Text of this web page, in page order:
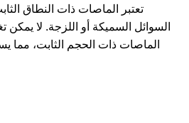
تعتبر الماصات ذات النطاق
السوائل السميكة أو اللزجة. لا
الماصات ذات الحجم الثابت،